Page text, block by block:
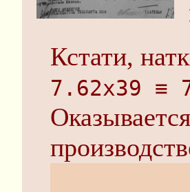
Кстати,
7.62хЗ9 ≡